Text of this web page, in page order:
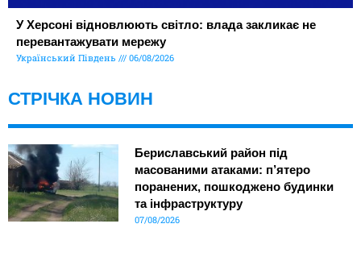
У Херсоні відновлюють світло: влада закликає не
перевантажувати мережу
Український Південь 06/08/2026
СТРІЧКА НОВИН
Бериславський район під
масованими атаками: п’ятеро
поранених, пошкоджено будинки
та інфраструктуру
07/08/2026